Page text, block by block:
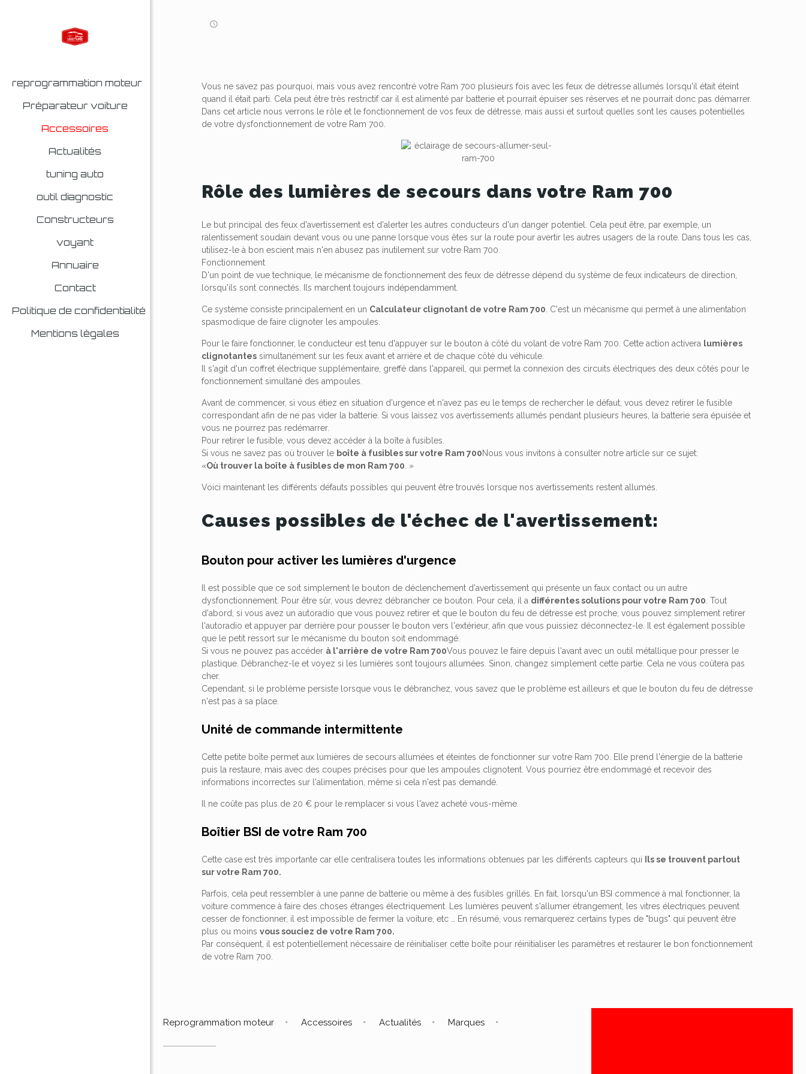
reprogrammation moteur
Préparateur voiture
Accessoires
Actualités
tuning auto
outil diagnostic
Constructeurs
voyant
Annuaire
Contact
Politique de confidentialité
Mentions légales
Vous ne savez pas pourquoi, mais vous avez rencontré votre Ram 700 plusieurs fois avec les feux de détresse allumés lorsqu'il était éteint
quand il était parti. Cela peut être très restrictif car il est alimenté par batterie et pourrait épuiser ses réserves et ne pourrait donc pas démarrer.
Dans cet article nous verrons le rôle et le fonctionnement de vos feux de détresse, mais aussi et surtout quelles sont les causes potentielles
de votre dysfonctionnement de votre Ram 700.
Rôle des lumières de secours dans votre Ram 700
Le but principal des feux d'avertissement est d'alerter les autres conducteurs d'un danger potentiel. Cela peut être, par exemple, un
ralentissement soudain devant vous ou une panne lorsque vous êtes sur la route pour avertir les autres usagers de la route. Dans tous les cas,
utilisez-le à bon escient mais n'en abusez pas inutilement sur votre Ram 700.
Fonctionnement
D'un point de vue technique, le mécanisme de fonctionnement des feux de détresse dépend du système de feux indicateurs de direction,
lorsqu'ils sont connectés. Ils marchent toujours indépendamment.
Ce système consiste principalement en un Calculateur clignotant de votre Ram 700 . C'est un mécanisme qui permet à une alimentation
spasmodique de faire clignoter les ampoules.
Pour le faire fonctionner, le conducteur est tenu d'appuyer sur le bouton à côté du volant de votre Ram 700. Cette action activera lumières
clignotantes simultanément sur les feux avant et arrière et de chaque côté du véhicule.
Il s'agit d'un coffret électrique supplémentaire, greffé dans l'appareil, qui permet la connexion des circuits électriques des deux côtés pour le
fonctionnement simultané des ampoules.
Avant de commencer, si vous étiez en situation d'urgence et n'avez pas eu le temps de rechercher le défaut, vous devez retirer le fusible
correspondant afin de ne pas vider la batterie. Si vous laissez vos avertissements allumés pendant plusieurs heures, la batterie sera épuisée et
vous ne pourrez pas redémarrer.
Pour retirer le fusible, vous devez accéder à la boîte à fusibles.
Si vous ne savez pas où trouver le boîte à fusibles sur votre Ram 700Nous vous invitons à consulter notre article sur ce sujet:
«Où trouver la boîte à fusibles de mon Ram 700 . »
Voici maintenant les différents défauts possibles qui peuvent être trouvés lorsque nos avertissements restent allumés.
Causes possibles de l'échec de l'avertissement:
Bouton pour activer les lumières d'urgence
Il est possible que ce soit simplement le bouton de déclenchement d'avertissement qui présente un faux contact ou un autre
dysfonctionnement. Pour être sûr, vous devrez débrancher ce bouton. Pour cela, il a différentes solutions pour votre Ram 700 . Tout
d'abord, si vous avez un autoradio que vous pouvez retirer et que le bouton du feu de détresse est proche, vous pouvez simplement retirer
l'autoradio et appuyer par derrière pour pousser le bouton vers l'extérieur, afin que vous puissiez déconnectez-le. Il est également possible
que le petit ressort sur le mécanisme du bouton soit endommagé.
Si vous ne pouvez pas accéder à l'arrière de votre Ram 700Vous pouvez le faire depuis l'avant avec un outil métallique pour presser le
plastique. Débranchez-le et voyez si les lumières sont toujours allumées. Sinon, changez simplement cette partie. Cela ne vous coûtera pas
cher.
Cependant, si le problème persiste lorsque vous le débranchez, vous savez que le problème est ailleurs et que le bouton du feu de détresse
n'est pas à sa place.
Unité de commande intermittente
Cette petite boîte permet aux lumières de secours allumées et éteintes de fonctionner sur votre Ram 700. Elle prend l'énergie de la batterie
puis la restaure, mais avec des coupes précises pour que les ampoules clignotent. Vous pourriez être endommagé et recevoir des
informations incorrectes sur l'alimentation, même si cela n'est pas demandé.
Il ne coûte pas plus de 20 € pour le remplacer si vous l'avez acheté vous-même.
Boîtier BSI de votre Ram 700
Cette case est très importante car elle centralisera toutes les informations obtenues par les différents capteurs qui
Ils se trouvent partout
sur votre Ram 700.
Parfois, cela peut ressembler à une panne de batterie ou même à des fusibles grillés. En fait, lorsqu'un BSI commence à mal fonctionner, la
voiture commence à faire des choses étranges électriquement. Les lumières peuvent s'allumer étrangement, les vitres électriques peuvent
cesser de fonctionner, il est impossible de fermer la voiture, etc … En résumé, vous remarquerez certains types de "bugs" qui peuvent être
plus ou moinsvous souciez de votre Ram 700.
Par conséquent, il est potentiellement nécessaire de réinitialiser cette boîte pour réinitialiser les paramètres et restaurer le bon fonctionnement
de votre Ram 700.
Reprogrammation moteur Accessoires Actualités Marques